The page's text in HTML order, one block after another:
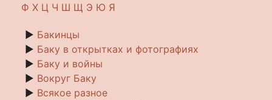
Ф Х Ц Ч Ш Щ Э Ю Я
► Бакинцы
► Баку в открытках и фотографиях
► Баку и войны
► Вокруг Баку
► Всякое разное